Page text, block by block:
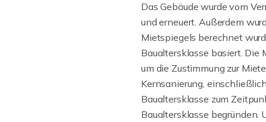
Das Gebäude wurde vom
und erneuert. Außerdem
Mietspiegels berechnet
Baualtersklasse basiert. Die
um die Zustimmung zur
Kernsanierung,
Baualtersklasse zum
Baualtersklasse begründen.